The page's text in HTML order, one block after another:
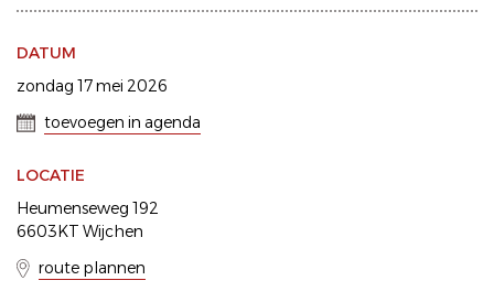
DATUM
zondag 17 mei 2026
toevoegen in agenda
LOCATIE
Heumenseweg 192
6603KT Wijchen
route plannen